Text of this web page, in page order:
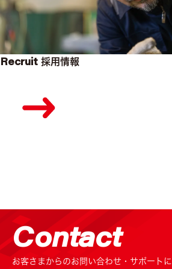
Recruit 採用情報
Contact
お客さまからのお問い合わせ・サポートに